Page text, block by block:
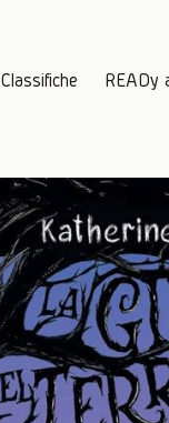
Classifiche READy